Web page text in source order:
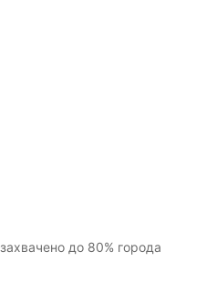
до 80% города